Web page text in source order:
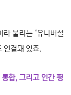
라 불리는 ‘유니버설
결돼 있죠.
통합, 그리고 인간 평